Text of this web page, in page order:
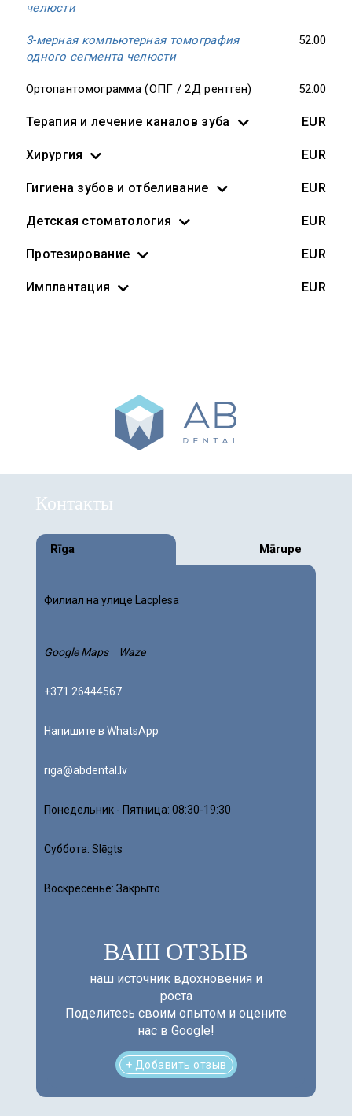
челюсти
3-мерная компьютерная томография
одного сегмента челюсти
52.00
Ортопантомограмма (ОПГ / 2Д рентген) 52.00
Терапия и лечение каналов зуба EUR
Хирургия EUR
Гигиена зубов и отбеливание EUR
Детская стоматология EUR
Протезирование EUR
Имплантация EUR
Контакты
Rīga Mārupe
Филиал на улице Lacplesa
Google Maps Waze
+371 26444567
Напишите в WhatsApp
riga@abdental.lv
Понедельник - Пятница:08:30-19:30
Суббота:Slēgts
Воскресенье: Закрыто
ВАШ ОТЗЫВ
наш источник вдохновения и
роста
Поделитесь своим опытом и оцените
нас в Google!
+ Добавить отзыв